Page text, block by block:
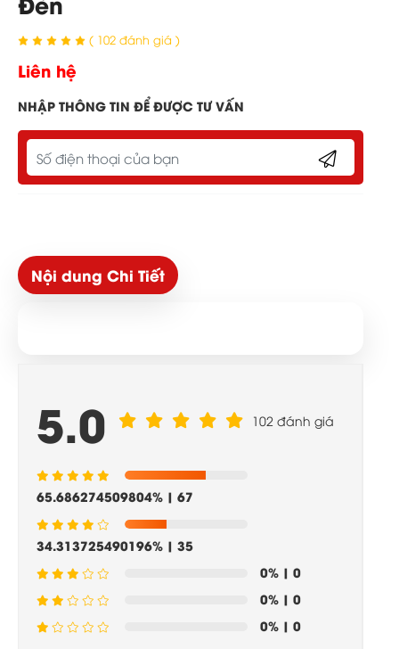
( 102 đánh giá )
Liên hệ
NHẬP THÔNG TIN ĐỂ ĐƯỢC TƯ VẤN
Nội dung Chi Tiết
5.0 102 đánh giá
65.686274509804% | 67
34.313725490196% | 35
0% | 0
0% | 0
0% | 0